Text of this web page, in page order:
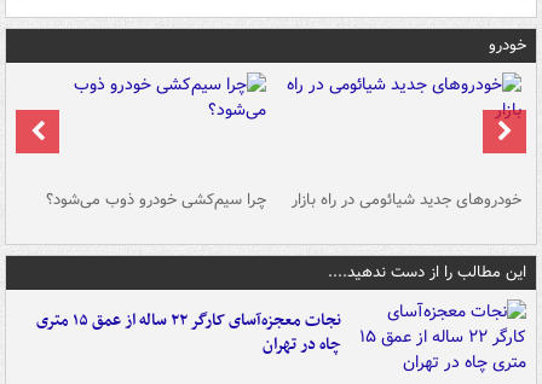
خودرو
خودروهای جدید شیائومی در راه بازار چرا سیم‌کشی خودرو ذوب می‌شود؟
این مطالب را از دست ندهید....
نجات معجزه‌آسای کارگر ۲۲ ساله از عمق ۱۵ متری
چاه در تهران